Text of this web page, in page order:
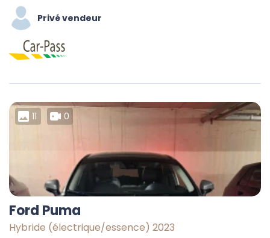
Privé vendeur
11 0
Ford Puma
Hybride (électrique/essence) 2023